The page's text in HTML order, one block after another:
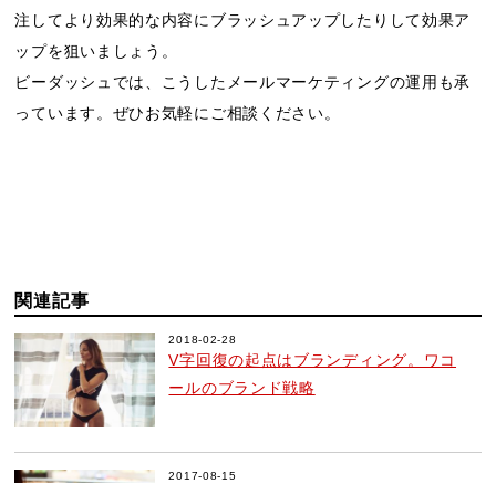
注してより効果的な内容にブラッシュアップしたりして効果ア
ップを狙いましょう。
ビーダッシュでは、こうしたメールマーケティングの運用も承
っています。ぜひお気軽にご相談ください。
関連記事
2018-02-28
V字回復の起点はブランディング。ワコ
ールのブランド戦略
2017-08-15